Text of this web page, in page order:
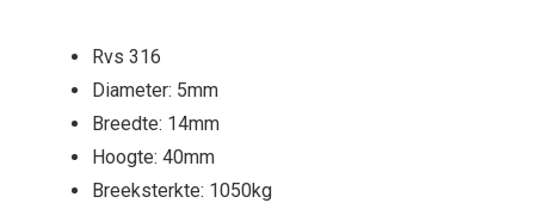
Rvs 316
Diameter: 5mm
Breedte: 14mm
Hoogte: 40mm
Breeksterkte: 1050kg